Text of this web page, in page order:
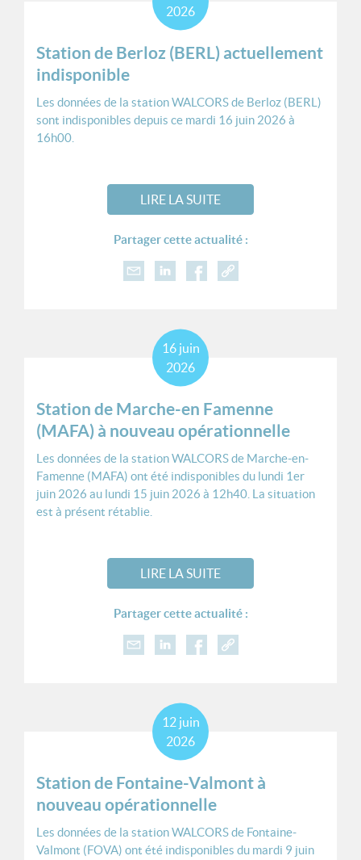
Station de Berloz (BERL) actuellement
indisponible
2026
Les données de la station WALCORS de Berloz (BERL)
sont indisponibles depuis ce mardi 16 juin 2026 à
16h00.
LIRE LA SUITE
Partager cette actualité :
Station de Marche-en Famenne
(MAFA) à nouveau opérationnelle
16 juin
2026
Les données de la station WALCORS de Marche-en-
Famenne (MAFA) ont été indisponibles du lundi 1er
juin 2026 au lundi 15 juin 2026 à 12h40. La situation
est à présent rétablie.
LIRE LA SUITE
Partager cette actualité :
Station de Fontaine-Valmont à
nouveau opérationnelle
12 juin
2026
Les données de la station WALCORS de Fontaine-
Valmont (FOVA) ont été indisponibles du mardi 9 juin